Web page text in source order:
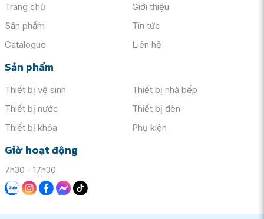
Trang chủ
Giới thiệu
Sản phẩm
Tin tức
Catalogue
Liên hệ
Sản phẩm
Thiết bị vệ sinh
Thiết bị nhà bếp
Thiết bị nước
Thiết bị đèn
Thiết bị khóa
Phụ kiện
Giờ hoạt động
7h30 - 17h30